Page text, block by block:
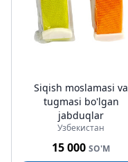
Siqish moslamasi va
tugmasi bo'lgan
jabduqlar
Узбекистан
15 000 SO'M